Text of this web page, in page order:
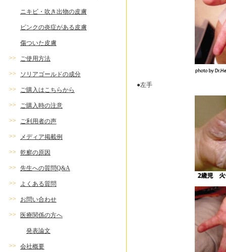
ニキビ・吹き出物の皮膚
ピンクの炎症がある皮膚
傷ついた皮膚
>> ご使用方法
>> ソリアゴールドの成分
>> ご購入はこちらから
>> ご購入時の注意
>> ご利用者の声
>> メディア掲載例
>> 乾癬の原因
>> 先生への質問Q&A
>> よくある質問
>> お問い合わせ
>> 医療関係の方へ
発表論文
>> 会社概要
●左手